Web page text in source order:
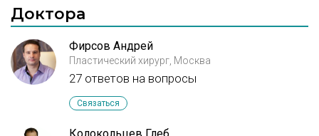
Доктора
Фирсов Андрей
Пластический хирург, Москва
27 ответов на вопросы
Связаться